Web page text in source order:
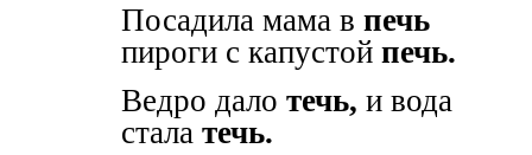
Посадила мама в печь
пироги с капустойпечь.
Ведро далотечь, и вода
сталатечь.